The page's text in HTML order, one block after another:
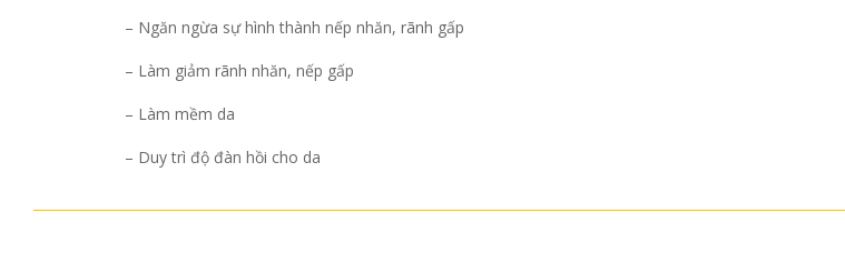
– Ngăn ngừa sự hình thành nếp nhăn, rãnh gấp
– Làm giảm rãnh nhăn, nếp gấp
– Làm mềm da
– Duy trì độ đàn hồi cho da